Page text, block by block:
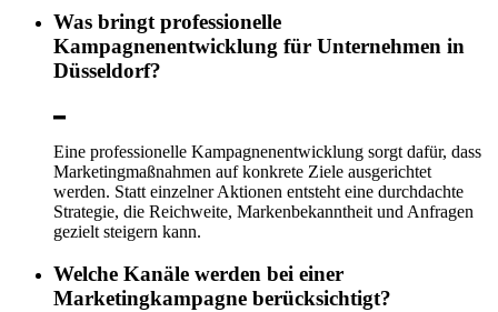
Was bringt professionelle
Kampagnenentwicklung für Unternehmen in
Düsseldorf?
Eine professionelle Kampagnenentwicklung sorgt dafür, dass
Marketingmaßnahmen auf konkrete Ziele ausgerichtet
werden. Statt einzelner Aktionen entsteht eine durchdachte
Strategie, die Reichweite, Markenbekanntheit und Anfragen
gezielt steigern kann.
Welche Kanäle werden bei einer
Marketingkampagne berücksichtigt?